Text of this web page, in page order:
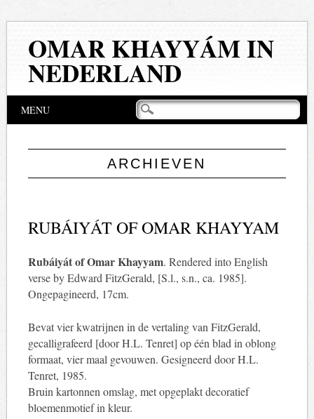
OMAR KHAYYÁM IN
NEDERLAND
Hoofdmenu
springen
MENU
ARCHIEVEN
RUBÁIYÁT OF OMAR KHAYYAM
Rubáiyát of Omar Khayyam. Rendered into English
verse by Edward FitzGerald, [S.l., s.n., ca. 1985].
Ongepagineerd, 17cm.
Bevat vier kwatrijnen in de vertaling van FitzGerald,
gecalligrafeerd [door H.L. Tenret] op één blad in oblong
formaat, vier maal gevouwen. Gesigneerd door H.L.
Tenret, 1985.
Bruin kartonnen omslag, met opgeplakt decoratief
bloemenmotief in kleur.